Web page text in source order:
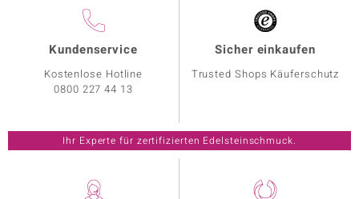
Kundenservice
Kostenlose Hotline
0800 227 44 13
Sicher einkaufen
Trusted Shops Käuferschutz
Ihr Experte für zertifizierten Edelsteinschmuck.